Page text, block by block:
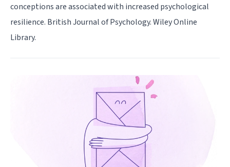
conceptions are associated with increased psychological
resilience. British Journal of Psychology. Wiley Online
Library.